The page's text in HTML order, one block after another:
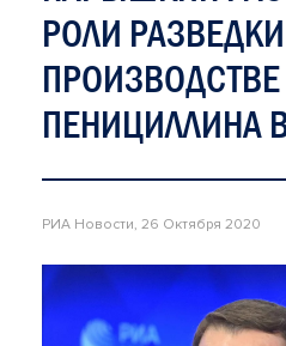
РОЛИ
ПРОИЗВОДСТВЕ
ПЕНИЦИЛЛИНА
РИА Новости, 26 Октября 2020